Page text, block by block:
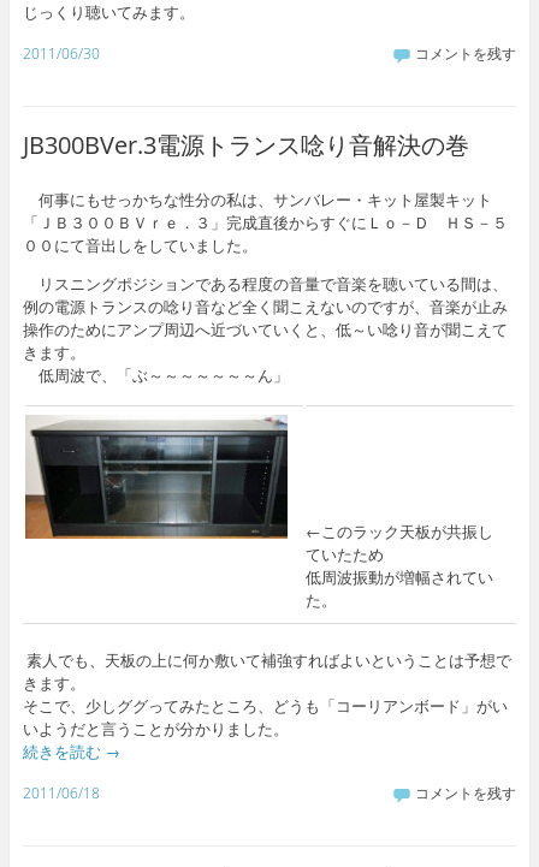
じっくり聴いてみます。
2011/06/30 コメントを残す
JB300BVer.3電源トランス唸り音解決の巻
何事にもせっかちな性分の私は、サンバレー・キット屋製キット
「ＪＢ３００ＢＶｒｅ．３」完成直後からすぐにＬｏ－Ｄ ＨＳ－５
００にて音出しをしていました。
リスニングポジションである程度の音量で音楽を聴いている間は、
例の電源トランスの唸り音など全く聞こえないのですが、音楽が止み
操作のためにアンプ周辺へ近づいていくと、低～い唸り音が聞こえて
きます。
低周波で、「ぶ～～～～～～～ん」
←このラック天板が共振し
ていたため
低周波振動が増幅されてい
た。
素人でも、天板の上に何か敷いて補強すればよいということは予想で
きます。
そこで、少しググってみたところ、どうも「コーリアンボード」がい
いようだと言うことが分かりました。
続きを読む →
2011/06/18 コメントを残す